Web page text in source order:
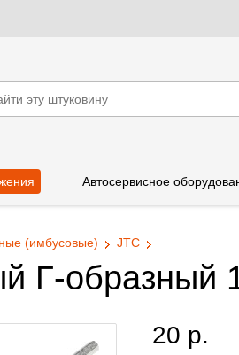
Автосервисное
(имбусовые) JTC
Г-образный
20 р.